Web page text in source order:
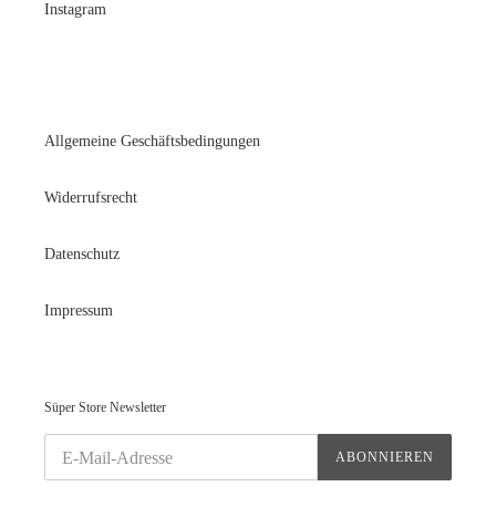
Instagram
Allgemeine Geschäftsbedingungen
Widerrufsrecht
Datenschutz
Impressum
Süper Store Newsletter
ABONNIEREN